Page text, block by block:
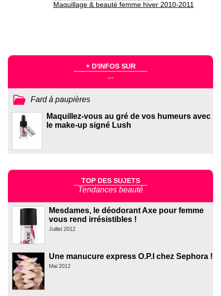
Maquillage & beauté femme hiver 2010-2011
+ D'INFOS SUR
...
Fard à paupières
Maquillez-vous au gré de vos humeurs avec
le make-up signé Lush
TOP DES SUJETS
Tendances beauté
Mesdames, le déodorant Axe pour femme
vous rend irrésistibles !
Juillet 2012
Une manucure express O.P.I chez Sephora !
Mai 2012